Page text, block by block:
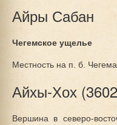
Айры Сабан
Чегемское ущелье
Местность на п. б.
Айхы-Хох
Вершина в северо-